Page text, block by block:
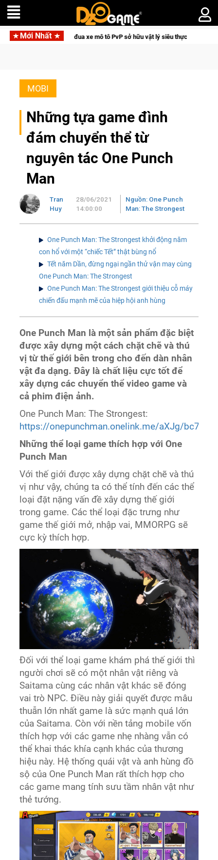
Mới Nhất
Game đua xe mô tô PvP sở hữu vật lý siêu thực
MOBI
Những tựa game đình
đám chuyển thể từ
nguyên tác One Punch
Man
Tran
Huy
28/06/2021
14:00:00
Nguồn: One Punch
Man: The Strongest
One Punch Man: The Strongest khởi động năm
con hổ với một “chiếc Tết” thật bùng nổ
Tết năm Dần, đừng ngại ngần thử vận may cùng
One Punch Man: The Strongest
One Punch Man: The Strongest giới thiệu cỗ máy
chiến đấu mạnh mẽ của hiệp hội anh hùng
One Punch Man là một sản phẩm đặc biệt
được xây dựng một cách chặt chẽ và thú
vị từ thế giới bên trong cho đến dàn nhân
vật đa dạng. Đây là chất liệu cực tốt để
xây dựng các chuyển thể video game và
cả phim điện ảnh.
One Punch Man: The Strongest:
https://onepunchman.onelink.me/aXJg/
Những thể loại game thích hợp với One
Punch Man
Với thế giới được xây dựng chặt chẽ và thú
vị như vậy, chúng ta có thể tính đến các thể
loại đặt nặng vấn đề xây dựng thế giới
trong game. Các thể loại đặc trưng như
game thế giới mở, nhập vai, MMORPG sẽ
cực kỳ thích hợp.
Đối với thể loại game khám phá thế giới thì
người chơi sẽ có một nhân vật riêng và
Saitama cùng các nhân vật khác sẽ đóng
vai trò NPC. Điều này giải quyết được mâu
thuẫn lớn nhất game là sức mạnh quá lớn
của Saitama. Còn với nền tảng mobile vốn
thích hợp với các game nhẹ nhàng vẫn có
thể khai thác khía cạnh khác của thương
hiệu này. Hệ thống quái vật và anh hùng đồ
sộ của One Punch Man rất thích hợp cho
các game mang tính sưu tầm nhân vật như
thẻ tướng.